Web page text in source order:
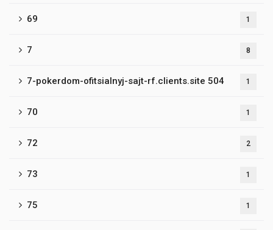
69 1
7 8
7-pokerdom-ofitsialnyj-sajt-rf.clients.site 504 1
70 1
72 2
73 1
75 1